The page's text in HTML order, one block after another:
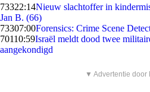
73322:14Nieuw slachtoffer in
Jan B. (66)
73307:00Forensics: Crime Scene
70110:59Israël meldt dood twee
aangekondigd
▼ Advertentie door